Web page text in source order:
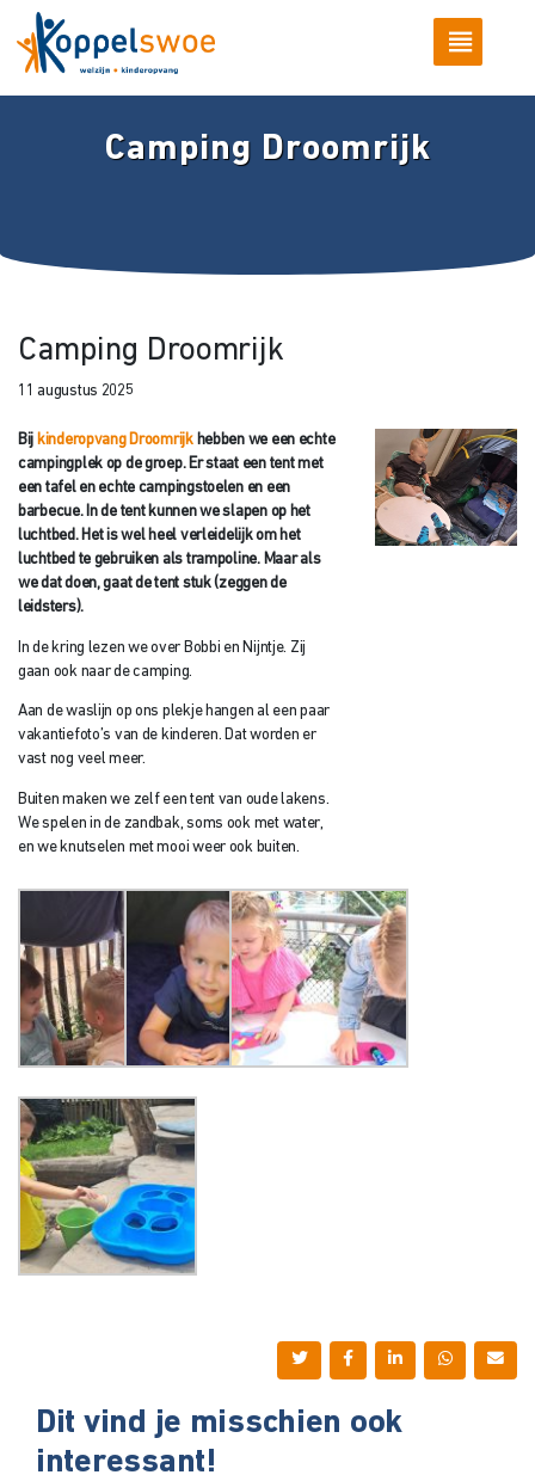
Camping Droomrijk
Camping Droomrijk
11 augustus 2025
Bij kinderopvang Droomrijkhebben we een echte
campingplek op de groep. Er staat een tent met
een tafel en echte campingstoelen en een
barbecue. In de tent kunnen we slapen op het
luchtbed. Het is wel heel verleidelijk om het
luchtbed te gebruiken als trampoline. Maar als
we dat doen, gaat de tent stuk (zeggen de
leidsters).
In de kring lezen we over Bobbi en Nijntje. Zij
gaan ook naar de camping.
Aan de waslijn op ons plekje hangen al een paar
vakantiefoto’s van de kinderen. Dat worden er
vast nog veel meer.
Buiten maken we zelf een tent van oude lakens.
We spelen in de zandbak, soms ook met water,
en we knutselen met mooi weer ook buiten.
Dit vind je misschien ook
interessant!